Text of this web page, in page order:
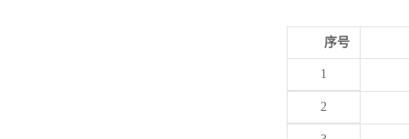
序号
1
2